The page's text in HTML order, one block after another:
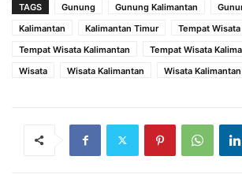
TAGS Gunung Gunung Kalimantan
Kalimantan
Kalimantan Timur
Tempat Wisata
Tempat Wisata Kalimantan
Tempat Wisata
Wisata
Wisata Kalimantan Wisata